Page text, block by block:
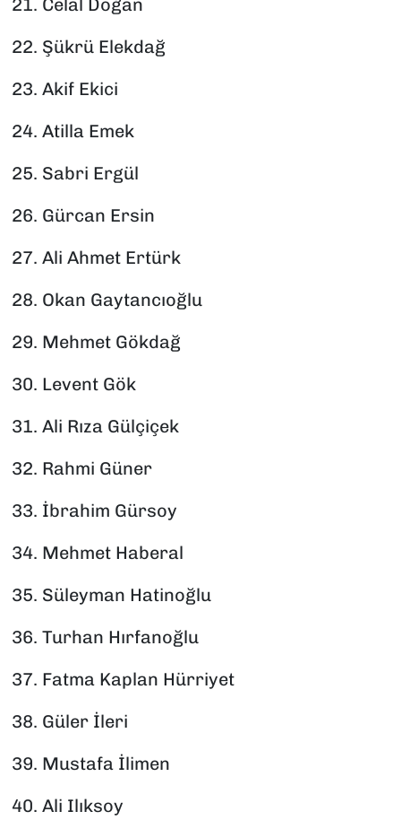
22.⁠ ⁠Şükrü Elekdağ
23.⁠ ⁠Akif Ekici
24.⁠ ⁠Atilla Emek
25.⁠ ⁠Sabri Ergül
26.⁠ ⁠Gürcan Ersin
27.⁠ ⁠Ali Ahmet Ertürk
28.⁠ ⁠Okan Gaytancıoğlu
29.⁠ ⁠Mehmet Gökdağ
30.⁠ ⁠Levent Gök
31.⁠ ⁠Ali Rıza Gülçiçek
32.⁠ ⁠Rahmi Güner
33.⁠ ⁠İbrahim Gürsoy
34.⁠ ⁠Mehmet Haberal
35.⁠ ⁠Süleyman Hatinoğlu
36.⁠ ⁠Turhan Hırfanoğlu
37.⁠ ⁠Fatma Kaplan Hürriyet
38.⁠ ⁠Güler İleri
39.⁠ ⁠Mustafa İlimen
40.⁠ ⁠Ali Ilıksoy